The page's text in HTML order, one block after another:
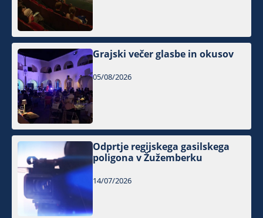
Grajski večer glasbe in okusov
05/08/2026
Odprtje regijskega gasilskega
poligona v Žužemberku
14/07/2026